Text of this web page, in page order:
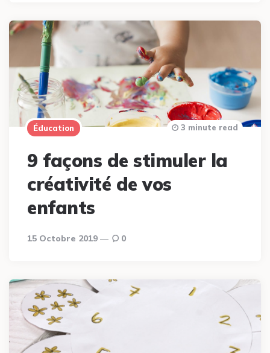
Éducation
9 façons de stimuler la
créativité de vos
enfants
15 Octobre 2019
3 minute read
0